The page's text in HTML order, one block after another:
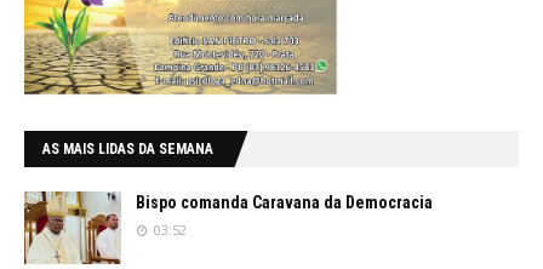
AS MAIS LIDAS DA SEMANA
Bispo comanda Caravana da Democracia
03:52